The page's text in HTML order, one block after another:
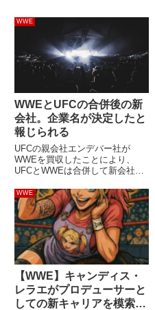
WWE
WWEとUFCの合併後の新
会社。企業名が決定したと
報じられる
UFCの親会社エンデバー社が
WWEを買収したことにより、
UFCとWWEは合併して新会社が
社のCEOはエンデバー社CEOの
アリ・エマニュエルが務め、ビン
ス・マクマホンは取締役社長に就
任。WWE側のプレジデントは
ニ...
WWE
【WWE】キャンディス・
レラエがプロデューサーと
しての新キャリアを模索し